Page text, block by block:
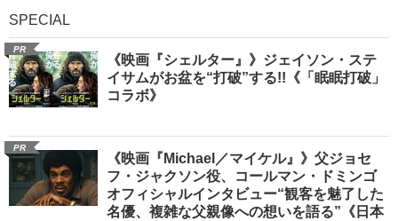
SPECIAL
PR
《映画『シェルター』》ジェイソン・ステ
イサムがお盆を“打破”する!!《「眠眠打破」
コラボ》
PR
《映画『Michael／マイケル』》父ジョセ
フ・ジャクソン役、コールマン・ドミンゴ
オフィシャルインタビュー“観客を魅了した
名優、複雑な父親像への想いを語る”《日本